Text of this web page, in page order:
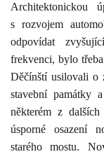
Architektonickou
s rozvojem
odpovídat
frekvenci, bylo
Děčínští usilovali o
stavební památky
některém z
úsporné osazení
starého mostu.